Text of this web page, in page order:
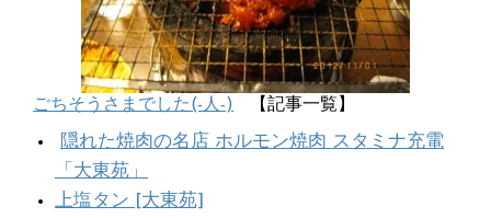
ごちそうさまでした(-人-) 【記事一覧】
隠れた焼肉の名店 ホルモン焼肉 スタミナ充電
「大東苑」
上塩タン [大東苑]